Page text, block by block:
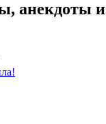
анекдоты и